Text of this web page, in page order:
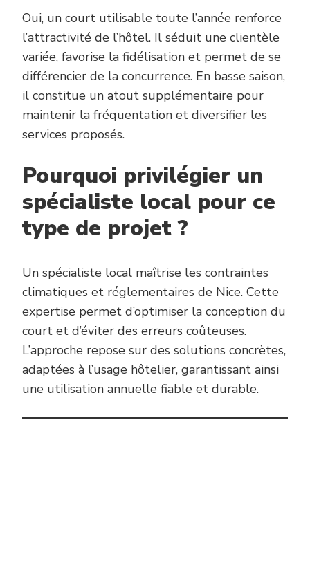
Oui, un court utilisable toute l’année renforce
l’attractivité de l’hôtel. Il séduit une clientèle
variée, favorise la fidélisation et permet de se
différencier de la concurrence. En basse saison,
il constitue un atout supplémentaire pour
maintenir la fréquentation et diversifier les
services proposés.
Pourquoi privilégier un
spécialiste local pour ce
type de projet ?
Un spécialiste local maîtrise les contraintes
climatiques et réglementaires de Nice. Cette
expertise permet d’optimiser la conception du
court et d’éviter des erreurs coûteuses.
L’approche repose sur des solutions concrètes,
adaptées à l’usage hôtelier, garantissant ainsi
une utilisation annuelle fiable et durable.